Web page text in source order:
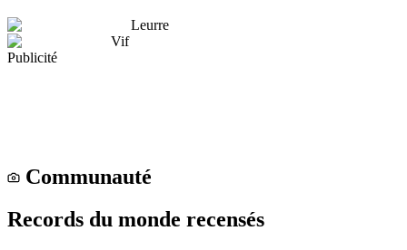
Leurre
Vif
Publicité
Communauté
Records du monde recensés